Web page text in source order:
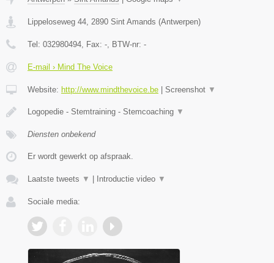
Lippeloseweg 44, 2890 Sint Amands (Antwerpen)
Tel: 032980494, Fax: -, BTW-nr: -
E-mail › Mind The Voice
Website: http://www.mindthevoice.be Screenshot ▼
Logopedie - Stemtraining - Stemcoaching ▼
Diensten onbekend
Er wordt gewerkt op afspraak.
Laatste tweets ▼ Introductie video ▼
Sociale media: